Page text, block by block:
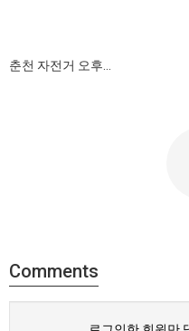
춘천 자전거 오후...
Comments